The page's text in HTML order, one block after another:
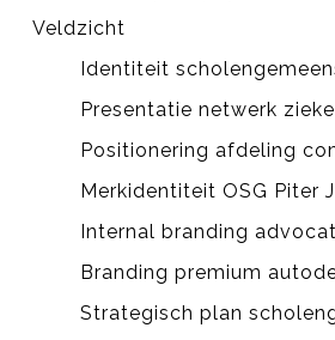
Veldzicht
Identiteit
Presentatie netwerk
Positionering afdeling
Merkidentiteit OSG Piter
Internal branding
Branding premium
Strategisch plan